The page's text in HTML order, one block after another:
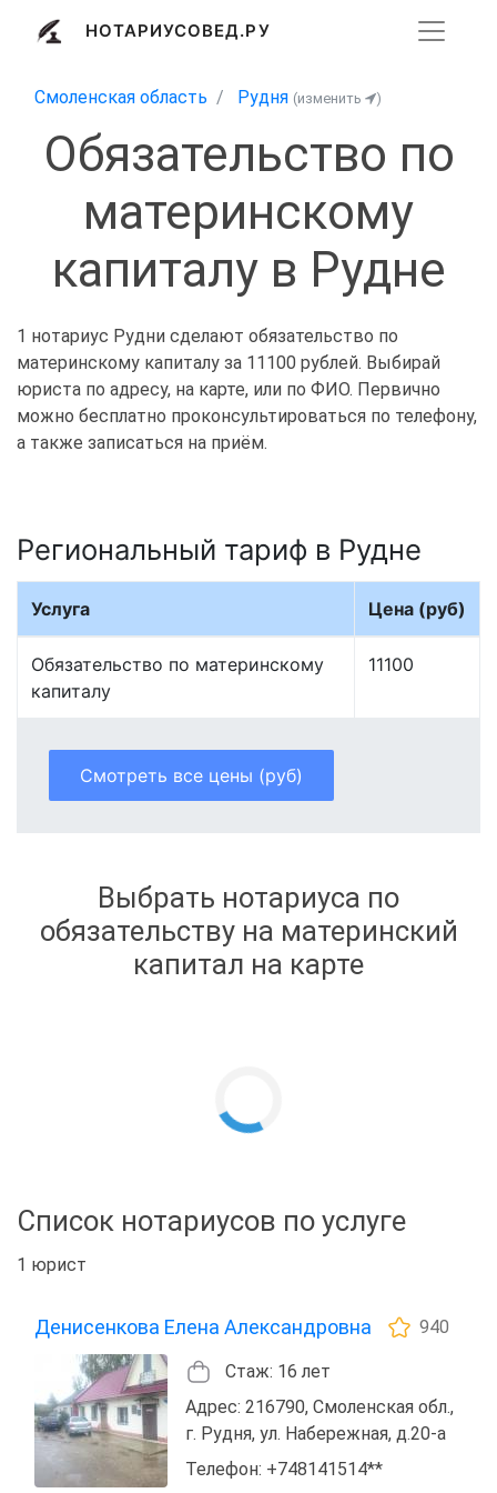
НОТАРИУСОВЕД.РУ
Смоленская область Рудня (изменить )
Обязательство по
материнскому
капиталу в Рудне
1 нотариус Рудни сделают обязательство по
материнскому капиталу за 11100 рублей. Выбирай
юриста по адресу, на карте, или по ФИО. Первично
можно бесплатно проконсультироваться по телефону,
а также записаться на приём.
Региональный тариф в Рудне
Услуга Цена (руб)
Обязательство по материнскому
капиталу
11100
Смотреть все цены (руб)
Выбрать нотариуса по
обязательству на материнский
капитал на карте
Список нотариусов по услуге
1 юрист
Денисенкова Елена Александровна 940
Стаж: 16 лет
Адрес: 216790, Смоленская обл.,
г. Рудня, ул. Набережная, д.20-а
Телефон: +748141514**